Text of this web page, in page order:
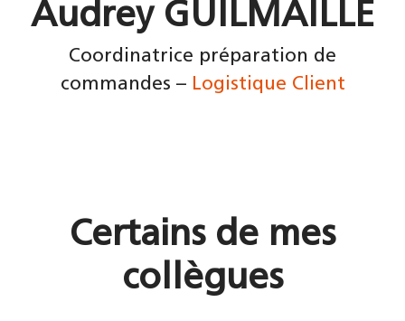
Audrey GUILMAILLE
Coordinatrice préparation de
commandes – Logistique Client
Certains de mes
collègues